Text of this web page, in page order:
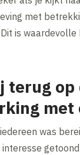
met
is waardevolle
terug op
met
was